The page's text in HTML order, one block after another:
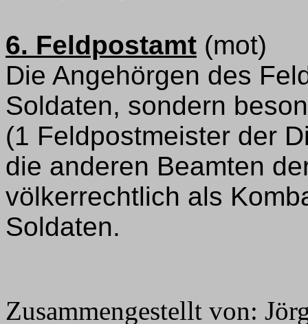
6. Feldpostamt (mot)
Die Angehörgen des
Soldaten, sondern
(1 Feldpostmeister der
die anderen Beamten
völkerrechtlich als
Soldaten.
Zusammengestellt von: